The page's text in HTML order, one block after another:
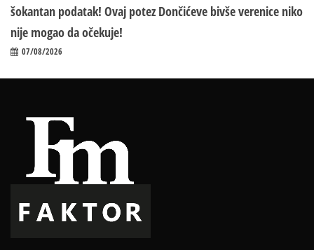
šokantan podatak! Ovaj potez Dončićeve bivše verenice niko
nije mogao da očekuje!
07/08/2026